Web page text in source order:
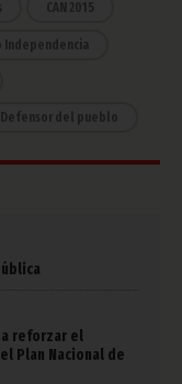
CAN 2015
Independencia
Defensor del pueblo
a reforzar el
Plan Nacional de